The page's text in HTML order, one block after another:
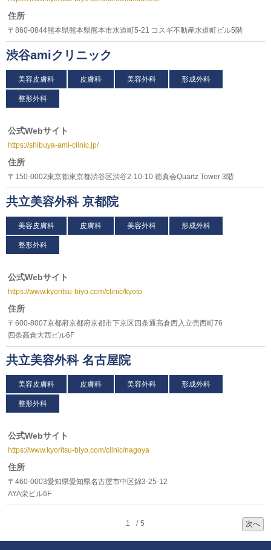
住所
〒860-0844熊本県熊本県熊本市水道町5-21 コスギ不動産水道町ビル5階
渋谷amiクリニック
美容皮膚科 皮膚科 美容外科 形成外科
整形外科
公式Webサイト
https://shibuya-ami-clinic.jp/
住所
〒150-0002東京都東京都渋谷区渋谷2-10-10 徳真会Quartz Tower 3階
共立美容外科 京都院
美容皮膚科 皮膚科 美容外科 形成外科
整形外科
公式Webサイト
https://www.kyoritsu-biyo.com/clinic/kyoto
住所
〒600-8007京都府京都府京都市下京区四条通高倉西入立売西町76
四条高倉大西ビル6F
共立美容外科 名古屋院
美容皮膚科 皮膚科 美容外科 形成外科
整形外科
公式Webサイト
https://www.kyoritsu-biyo.com/clinic/nagoya
住所
〒460-0003愛知県愛知県名古屋市中区錦3-25-12
AYA栄ビル6F
1 5 次へ